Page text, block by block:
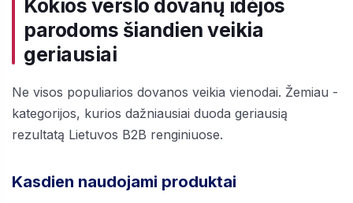
Kokios verslo dovanų idėjos
parodoms šiandien veikia
geriausiai
Ne visos populiarios dovanos veikia vienodai. Žemiau -
kategorijos, kurios dažniausiai duoda geriausią
rezultatą Lietuvos B2B renginiuose.
Kasdien naudojami produktai